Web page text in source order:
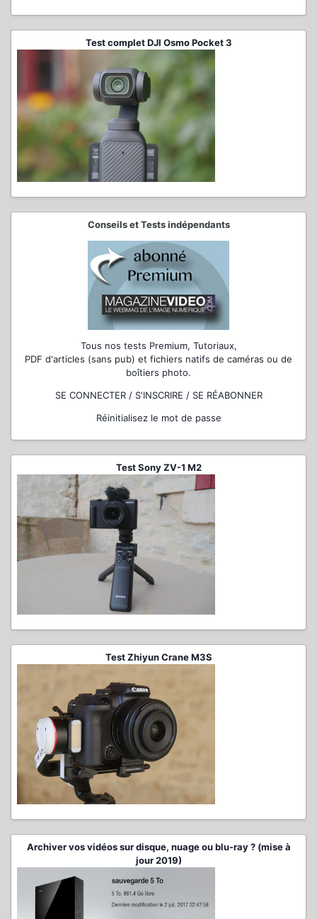
Test complet DJI Osmo Pocket 3
Conseils et Tests indépendants
Tous nos tests Premium, Tutoriaux,
PDF d'articles (sans pub) et fichiers natifs de caméras ou de
boîtiers photo.
SE CONNECTER / S'INSCRIRE / SE RÉABONNER
Réinitialisez le mot de passe
Test Sony ZV-1 M2
Test Zhiyun Crane M3S
Archiver vos vidéos sur disque, nuage ou blu-ray ? (mise à
jour 2019)